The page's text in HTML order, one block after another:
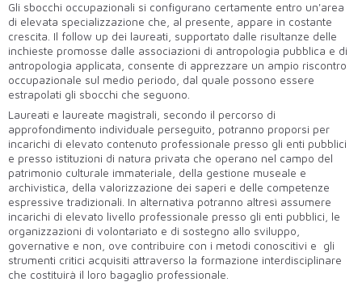
Gli sbocchi occupazionali si configurano certamente entro un'area
di elevata specializzazione che, al presente, appare in costante
crescita. Il follow up dei laureati, supportato dalle risultanze delle
inchieste promosse dalle associazioni di antropologia pubblica e di
antropologia applicata, consente di apprezzare un ampio riscontro
occupazionale sul medio periodo, dal quale possono essere
estrapolati gli sbocchi che seguono.
Laureati e laureate magistrali, secondo il percorso di
approfondimento individuale perseguito, potranno proporsi per
incarichi di elevato contenuto professionale presso gli enti pubblici
e presso istituzioni di natura privata che operano nel campo del
patrimonio culturale immateriale, della gestione museale e
archivistica, della valorizzazione dei saperi e delle competenze
espressive tradizionali. In alternativa potranno altresì assumere
incarichi di elevato livello professionale presso gli enti pubblici, le
organizzazioni di volontariato e di sostegno allo sviluppo,
governative e non, ove contribuire con i metodi conoscitivi e gli
strumenti critici acquisiti attraverso la formazione interdisciplinare
che costituirà il loro bagaglio professionale.